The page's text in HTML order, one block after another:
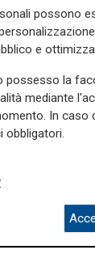
a girare
dove tra
del consiglio
sulla Liguria
e su
possono
e
possesso la
mediante
In
obbligatori.